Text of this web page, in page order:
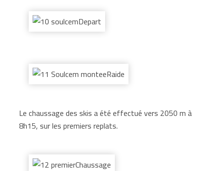
Le chaussage des skis a été effectué vers 2050 m à
8h15, sur les premiers replats.